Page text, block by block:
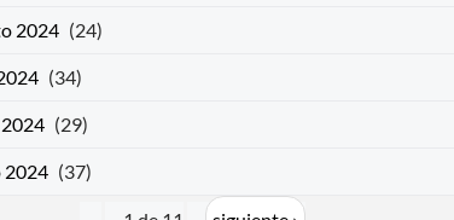
2024 (24)
(34)
(29)
2024 (37)